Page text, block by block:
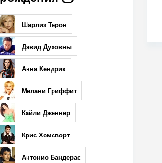
Шарлиз Терон
Дэвид Духовны
Анна Кендрик
Мелани Гриффит
Кайли Дженнер
Крис Хемсворт
Антонио Бандерас